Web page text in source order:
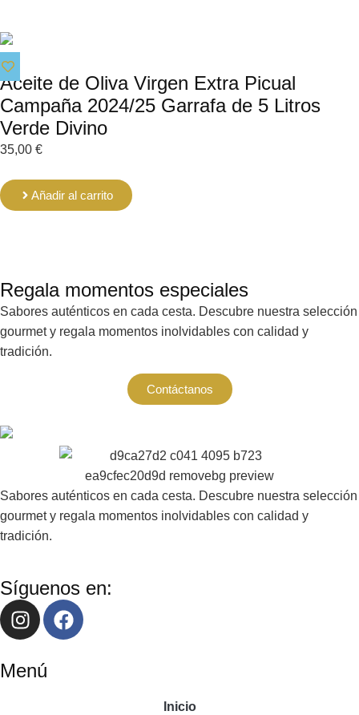
Aceite de Oliva Virgen Extra Picual
Campaña 2024/25 Garrafa de 5 Litros
Verde Divino
35,00 €
Añadir al carrito
Regala momentos especiales
Sabores auténticos en cada cesta. Descubre nuestra selección
gourmet y regala momentos inolvidables con calidad y
tradición.
Contáctanos
Sabores auténticos en cada cesta. Descubre nuestra selección
gourmet y regala momentos inolvidables con calidad y
tradición.
Síguenos en:
Menú
Inicio